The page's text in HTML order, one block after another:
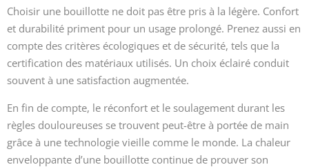
Choisir une bouillotte ne doit pas être pris à la légère. Confort
et durabilité priment pour un usage prolongé. Prenez aussi en
compte des critères écologiques et de sécurité, tels que la
certification des matériaux utilisés. Un choix éclairé conduit
souvent à une satisfaction augmentée.
En fin de compte, le réconfort et le soulagement durant les
règles douloureuses se trouvent peut-être à portée de main
grâce à une technologie vieille comme le monde. La chaleur
enveloppante d’une bouillotte continue de prouver son